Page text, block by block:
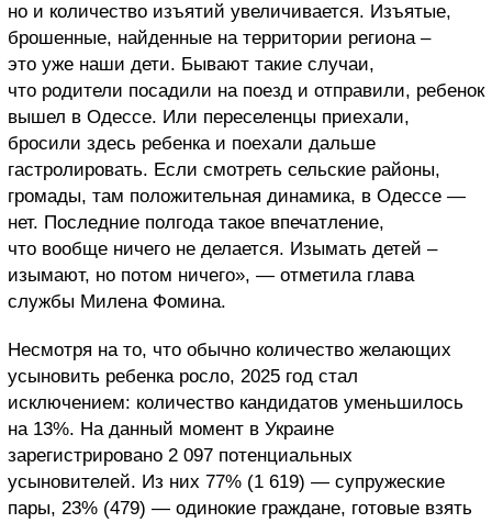
но и количество изъятий увеличивается. Изъятые,
брошенные, найденные на территории региона –
это уже наши дети. Бывают такие случаи,
что родители посадили на поезд и отправили, ребенок
вышел в Одессе. Или переселенцы приехали,
бросили здесь ребенка и поехали дальше
гастролировать. Если смотреть сельские районы,
громады, там положительная динамика, в Одессе —
нет. Последние полгода такое впечатление,
что вообще ничего не делается. Изымать детей –
изымают, но потом ничего», — отметила глава
службы Милена Фомина.
Несмотря на то, что обычно количество желающих
усыновить ребенка росло, 2025 год стал
исключением: количество кандидатов уменьшилось
на 13%. На данный момент в Украине
зарегистрировано 2 097 потенциальных
усыновителей. Из них 77% (1 619) — супружеские
пары, 23% (479) — одинокие граждане, готовые взять